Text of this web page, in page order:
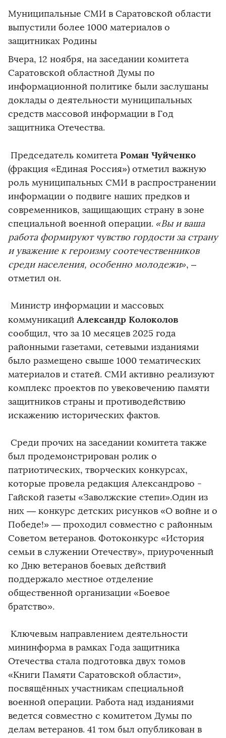
Муниципальные СМИ в Саратовской области
выпустили более 1000 материалов о
защитниках Родины
Вчера, 12 ноября, на заседании комитета
Саратовской областной Думы по
информационной политике были заслушаны
доклады о деятельности муниципальных
средств массовой информации в Год
защитника Отечества.
Председатель комитета Роман Чуйченко
(фракция «Единая Россия») отметил важную
роль муниципальных СМИ в распространении
информации о подвиге наших предков и
современников, защищающих страну в зоне
специальной военной операции. «Вы и ваша
работа формируют чувство гордости за страну
и уважение к героизму соотечественников
среди населения, особенно молодежи», –
отметил он.
Министр информации и массовых
коммуникаций Александр Колоколов
сообщил, что за 10 месяцев 2025 года
районными газетами, сетевыми изданиями
было размещено свыше 1000 тематических
материалов и статей. СМИ активно реализуют
комплекс проектов по увековечению памяти
защитников страны и противодействию
искажению исторических фактов.
Среди прочих на заседании комитета также
был продемонстрирован ролик о
патриотических, творческих конкурсах,
которые провела редакция Александрово -
Гайской газеты «Заволжские степи».Один из
них — конкурс детских рисунков «О войне и о
Победе!» — проходил совместно с районным
Советом ветеранов. Фотоконкурс «История
семьи в служении Отечеству», приуроченный
ко Дню ветеранов боевых действий
поддержало местное отделение
общественной организации «Боевое
братство».
Ключевым направлением деятельности
мининформа в рамках Года защитника
Отечества стала подготовка двух томов
«Книги Памяти Саратовской области»,
посвящённых участникам специальной
военной операции. Работа над изданиями
ведется совместно с комитетом Думы по
делам ветеранов. 41 том был опубликован в